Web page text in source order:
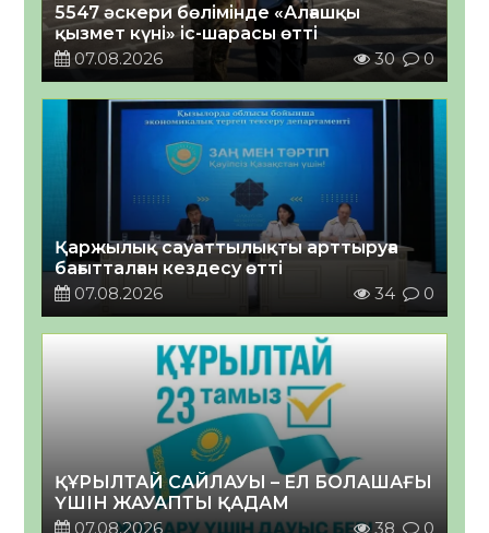
5547 әскери бөлімінде «Алғашқы
қызмет күні» іс-шарасы өтті
07.08.2026
30 0
Қаржылық сауаттылықты арттыруға
бағытталған кездесу өтті
07.08.2026
34 0
ҚҰРЫЛТАЙ САЙЛАУЫ – ЕЛ БОЛАШАҒЫ
ҮШІН ЖАУАПТЫ ҚАДАМ
07.08.2026
38 0